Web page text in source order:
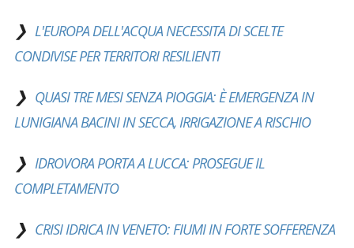
L'EUROPA DELL'ACQUA NECESSITA DI SCELTE
CONDIVISE PER TERRITORI RESILIENTI
QUASI TRE MESI SENZA PIOGGIA: È EMERGENZA IN
LUNIGIANA BACINI IN SECCA, IRRIGAZIONE A RISCHIO
IDROVORA PORTA A LUCCA: PROSEGUE IL
COMPLETAMENTO
CRISI IDRICA IN VENETO: FIUMI IN FORTE SOFFERENZA